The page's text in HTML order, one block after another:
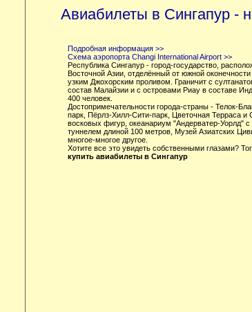
Авиабилеты в Сингапур -
Подробная информация >>
Схема аэропорта Changi International Airport >>
Республика Сингапур - город-государство,
Восточной Азии, отделённый от южной
узким Джохорским проливом. Граничит с
состав Малайзии и с островами Риау в составе
400 человек.
Достопримечательности города-страны - Телок-
парк, Пёрлз-Хилл-Сити-парк, Цветочная Терраса и
восковых фигур, океанариум "Андерватер-Уорлд"
туннелем длиной 100 метров, Музей Азиатских
многое-многое другое.
Хотите все это увидеть собственными глазами?
купить авиабилеты в Сингапур